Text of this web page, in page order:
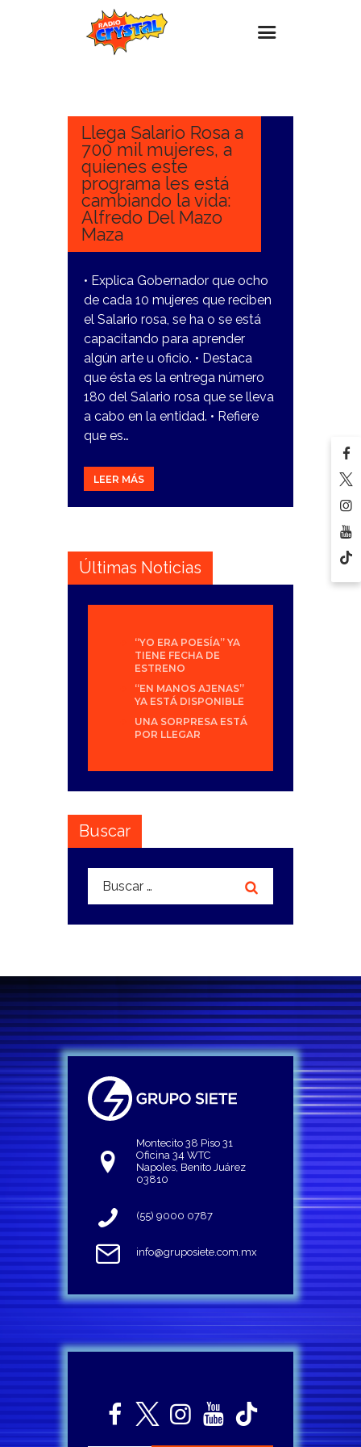
Estaciones
Eventos
Promociones
Noticias
Para ti
Llega Salario Rosa a
700 mil mujeres, a
quienes este
programa les está
cambiando la vida:
Alfredo Del Mazo
Maza
• Explica Gobernador que ocho
de cada 10 mujeres que reciben
el Salario rosa, se ha o se está
capacitando para aprender
algún arte u oficio. • Destaca
que ésta es la entrega número
180 del Salario rosa que se lleva
a cabo en la entidad. • Refiere
que es…
LEER MÁS
Últimas Noticias
“YO ERA POESÍA” YA
TIENE FECHA DE
ESTRENO
“EN MANOS AJENAS”
YA ESTÁ DISPONIBLE
UNA SORPRESA ESTÁ
POR LLEGAR
Buscar
Buscar:
Montecito 38 Piso 31
Oficina 34 WTC
Napoles, Benito Juárez
03810
(55) 9000 0787
info@gruposiete.com.mx